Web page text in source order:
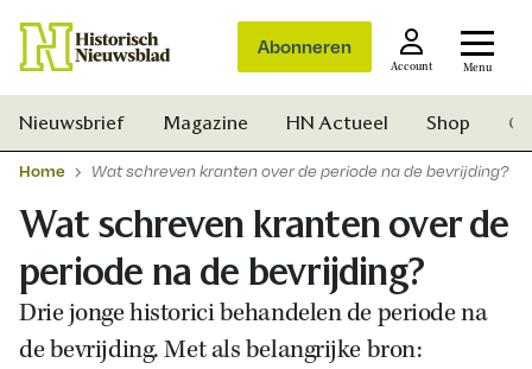
Abonneren
Account Menu
Nieuwsbrief Magazine HN Actueel Shop
Home Wat schreven kranten over de periode na de bevrijding?
Wat schreven kranten over de
periode na de bevrijding?
Drie jonge historici behandelen de periode na
de bevrijding. Met als belangrijke bron: